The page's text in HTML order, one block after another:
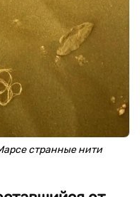
странные нити